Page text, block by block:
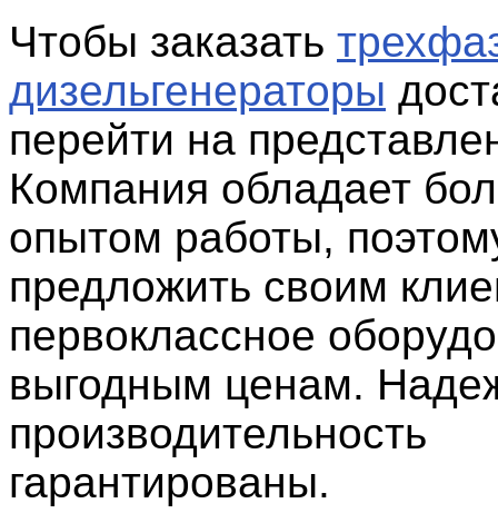
Чтобы заказать
дизельгенераторы
перейти на
Компания обладает
опытом работы,
предложить своим
первоклассное
выгодным ценам.
производительность
гарантированы.